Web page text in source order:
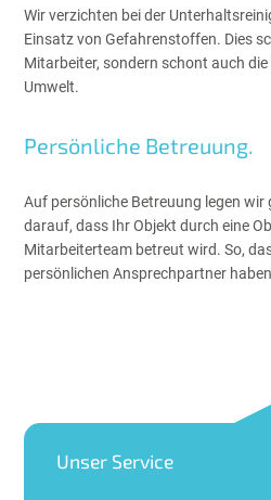
Wir verzichten bei der
Einsatz von Gefahrenstoffen. Dies
Mitarbeiter, sondern schont auch
Umwelt.
Persönliche Betreuung.
Auf persönliche Betreuung legen wir
darauf, dass Ihr Objekt durch eine
Mitarbeiterteam betreut wird. So,
persönlichen Ansprechpartner
Unser Service